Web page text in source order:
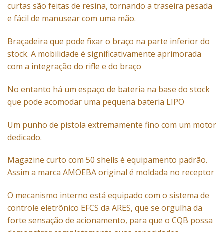
curtas são feitas de resina, tornando a traseira pesada
e fácil de manusear com uma mão.
Braçadeira que pode fixar o braço na parte inferior do
stock. A mobilidade é significativamente aprimorada
com a integração do rifle e do braço
No entanto há um espaço de bateria na base do stock
que pode acomodar uma pequena bateria LIPO
Um punho de pistola extremamente fino com um motor
dedicado.
Magazine curto com 50 shells é equipamento padrão.
Assim a marca AMOEBA original é moldada no receptor
O mecanismo interno está equipado com o sistema de
controle eletrônico EFCS da ARES, que se orgulha da
forte sensação de acionamento, para que o CQB possa